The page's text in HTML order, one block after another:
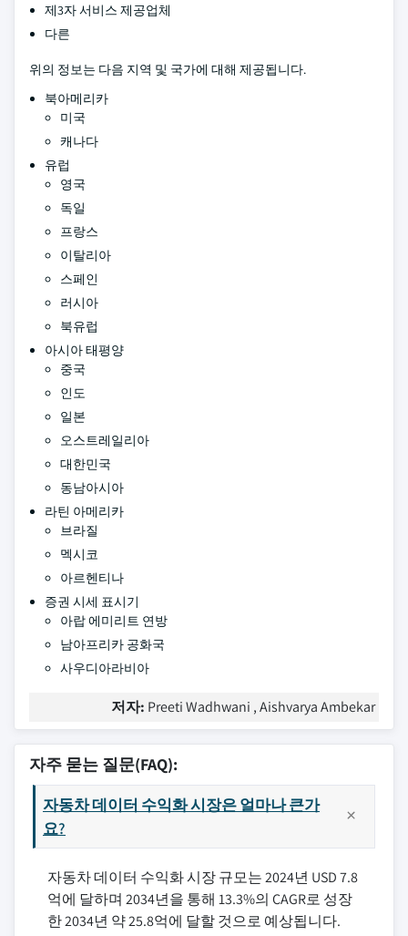
제3자 서비스 제공업체
다른
위의 정보는 다음 지역 및 국가에 대해 제공됩니다.
북아메리카
미국
캐나다
유럽
영국
독일
프랑스
이탈리아
스페인
러시아
북유럽
아시아 태평양
중국
인도
일본
오스트레일리아
대한민국
동남아시아
라틴 아메리카
브라질
멕시코
아르헨티나
증권 시세 표시기
아랍 에미리트 연방
남아프리카 공화국
사우디아라비아
저자: Preeti Wadhwani , Aishvarya Ambekar
자주 묻는 질문(FAQ):
자동차 데이터 수익화 시장은 얼마나 큰가
요?
자동차 데이터 수익화 시장 규모는 2024년 USD 7.8
억에 달하며 2034년을 통해 13.3%의 CAGR로 성장
한 2034년 약 25.8억에 달할 것으로 예상됩니다.